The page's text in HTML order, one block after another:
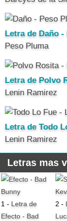
Letra de Daño
Peso Pluma
Letra de Polvo
Lenin Ramirez
Letra de Todo
Lenin Ramirez
Letras mas
1 - Letra de
Efecto - Bad
2 -